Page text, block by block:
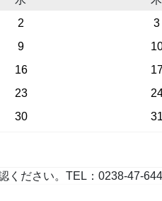
2 3
9
16
23
30 31
ださい。TEL：0238-47-